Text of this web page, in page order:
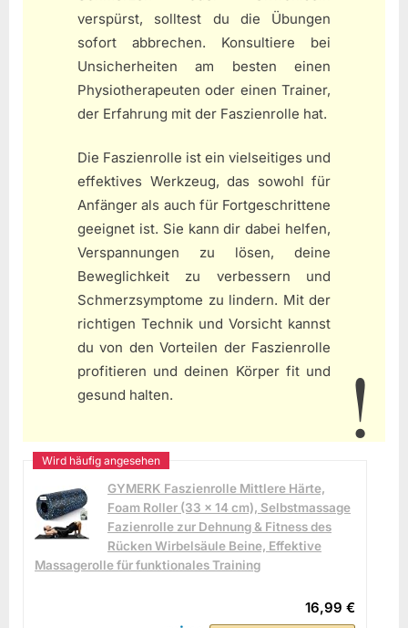
verspürst, solltest du die Übungen
sofort abbrechen. Konsultiere bei
Unsicherheiten am besten einen
Physiotherapeuten oder einen Trainer,
der Erfahrung mit der Faszienrolle hat.
Die Faszienrolle ist ein vielseitiges und
effektives Werkzeug, das sowohl für
Anfänger als auch für Fortgeschrittene
geeignet ist. Sie kann dir dabei helfen,
Verspannungen zu lösen, deine
Beweglichkeit zu verbessern und
Schmerzsymptome zu lindern. Mit der
richtigen Technik und Vorsicht kannst
du von den Vorteilen der Faszienrolle
profitieren und deinen Körper fit und
gesund halten.
GYMERK Faszienrolle Mittlere Härte,
Foam Roller (33 x 14 cm), Selbstmassage
Fazienrolle zur Dehnung & Fitness des
Rücken Wirbelsäule Beine, Effektive
Massagerolle für funktionales Training
16,99 €